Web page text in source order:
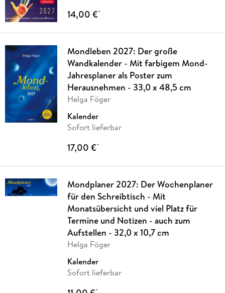
14,00 €*
Mondleben 2027: Der große
Wandkalender - Mit farbigem Mond-
Jahresplaner als Poster zum
Herausnehmen - 33,0 x 48,5 cm
Helga Föger
Kalender
Sofort lieferbar
17,00 €*
Mondplaner 2027: Der Wochenplaner
für den Schreibtisch - Mit
Monatsübersicht und viel Platz für
Termine und Notizen - auch zum
Aufstellen - 32,0 x 10,7 cm
Helga Föger
Kalender
Sofort lieferbar
*